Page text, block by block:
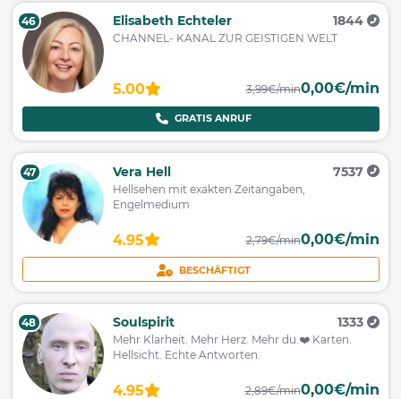
46 Elisabeth Echteler 1844
CHANNEL- KANAL ZUR GEISTIGEN WELT
5.00 3,99€/min0,00€/min
GRATIS ANRUF
47 Vera Hell 7537
Hellsehen mit exakten Zeitangaben,
Engelmedium
4.95 2,79€/min0,00€/min
BESCHÄFTIGT
48 Soulspirit 1333
Mehr Klarheit. Mehr Herz. Mehr du.❤️ Karten.
Hellsicht. Echte Antworten.
4.95 2,89€/min0,00€/min